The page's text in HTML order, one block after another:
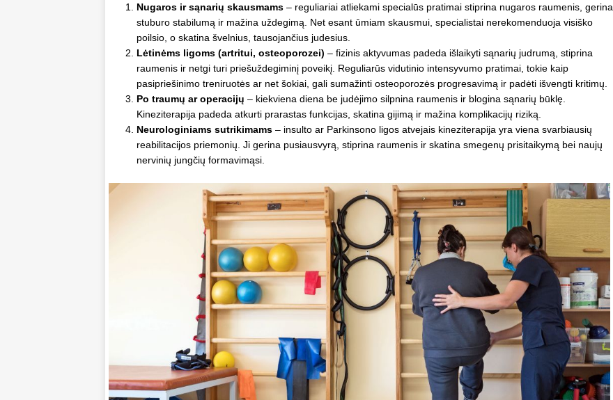
Nugaros ir sąnarių skausmams – reguliariai atliekami specialūs pratimai stiprina nugaros raumenis, gerina
stuburo stabilumą ir mažina uždegimą. Net esant ūmiam skausmui, specialistai nerekomenduoja visiško
poilsio, o skatina švelnius, tausojančius judesius.
Lėtinėms ligoms (artritui, osteoporozei) – fizinis aktyvumas padeda išlaikyti sąnarių judrumą, stiprina
raumenis ir netgi turi priešuždegiminį poveikį. Reguliarūs vidutinio intensyvumo pratimai, tokie kaip
pasipriešinimo treniruotės ar net šokiai, gali sumažinti osteoporozės progresavimą ir padėti išvengti kritimų.
Po traumų ar operacijų – kiekviena diena be judėjimo silpnina raumenis ir blogina sąnarių būklę.
Kineziterapija padeda atkurti prarastas funkcijas, skatina gijimą ir mažina komplikacijų riziką.
Neurologiniams sutrikimams – insulto ar Parkinsono ligos atvejais kineziterapija yra viena svarbiausių
reabilitacijos priemonių. Ji gerina pusiausvyrą, stiprina raumenis ir skatina smegenų prisitaikymą bei naujų
nervinių jungčių formavimąsi.